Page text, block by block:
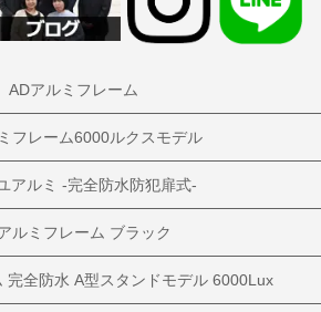
ADアルミフレーム
フレーム6000ルクスモデル
アルミ -完全防水防犯扉式-
ルミフレーム ブラック
完全防水 A型スタンドモデル 6000Lux